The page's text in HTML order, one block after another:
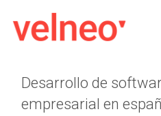
Desarrollo de
empresarial en